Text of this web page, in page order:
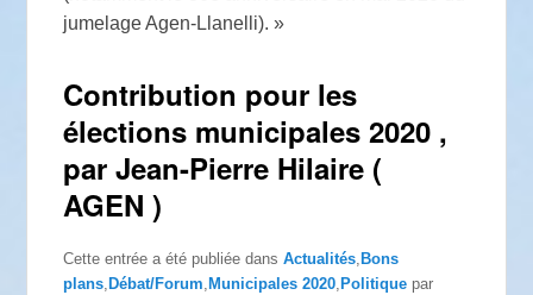
jumelage Agen-Llanelli). »
Contribution pour les
élections municipales 2020 ,
par Jean-Pierre Hilaire (
AGEN )
Cette entrée a été publiée dansActualités, Bons
plans, Débat/Forum, Municipales 2020, Politique par